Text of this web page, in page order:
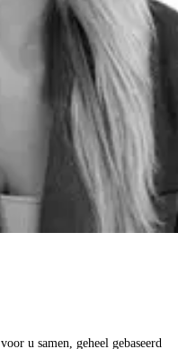
u samen, geheel gebaseerd